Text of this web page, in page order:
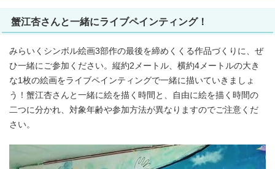
蟹江杏さんと一緒にライブペインティング！
みらいくシンボル絵画3部作の最後を締めくくる作品づくりに、ぜ
ひ一緒にご参加ください。縦約2メートル、横約4メートルの大き
な1枚の絵画をライブペインティングで一緒に描いていきましょ
う！蟹江杏さんと一緒に絵を描く時間と、自由に絵を描く時間の
二つに分かれ、対象年齢や参加方法が異なりますのでご注意くだ
さい。